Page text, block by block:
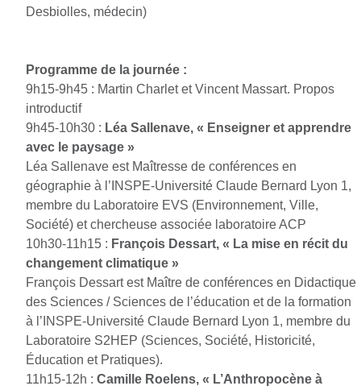
Desbiolles, médecin)
Programme de la journée :
9h15-9h45 : Martin Charlet et Vincent Massart. Propos
introductif
9h45-10h30 : Léa Sallenave, « Enseigner et apprendre
avec le paysage »
Léa Sallenave est Maîtresse de conférences en
géographie à l’INSPE-Université Claude Bernard Lyon 1,
membre du Laboratoire EVS (Environnement, Ville,
Société) et chercheuse associée laboratoire ACP
10h30-11h15 : François Dessart, « La mise en récit du
changement climatique »
François Dessart est Maître de conférences en Didactique
des Sciences / Sciences de l’éducation et de la formation
à l’INSPE-Université Claude Bernard Lyon 1, membre du
Laboratoire S2HEP (Sciences, Société, Historicité,
Éducation et Pratiques).
11h15-12h : Camille Roelens, « L’Anthropocène à